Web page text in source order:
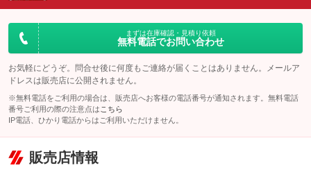
ダウンヒルアシストコントロール
パワーウィンドウ
：装備なし 盗難防止システム
：装備なし
：装備なし
USB入力端子
：装備なし
100V電源
：装備なし
：装備なし
レンタカーアップ
：装備なし
革シート
：装備なし ハーフレザーシート
：装備なし
：装備なし ：装備なし
HID(キセノンライト)
バックカメラ
：装備なし
：装備なし ：装備なし
ローダウン
：装備なし
まずは在庫確認・見積り依頼
無料電話でお問い合わせ
お気軽にどうぞ。問合せ後に何度もご連絡が届くことはありません。メールア
ドレスは販売店に公開されません。
※無料電話をご利用の場合は、販売店へお客様の電話番号が通知されます。無料電話
番号ご利用の際の注意点は こちら
IP電話、ひかり電話からはご利用いただけません。
販売店情報